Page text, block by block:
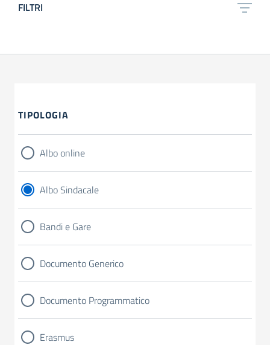
FILTRI
TIPOLOGIA
Albo online
Albo Sindacale
Bandi e Gare
Documento Generico
Documento Programmatico
Erasmus